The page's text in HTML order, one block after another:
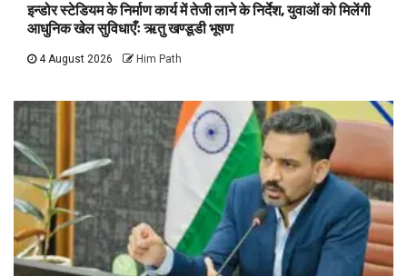
इन्डोर स्टेडियम के निर्माण कार्य में तेजी लाने के निर्देश, युवाओं को मिलेंगी
आधुनिक खेल सुविधाएँः ऋतु खण्डूडी भूषण
4 August 2026 Him Path